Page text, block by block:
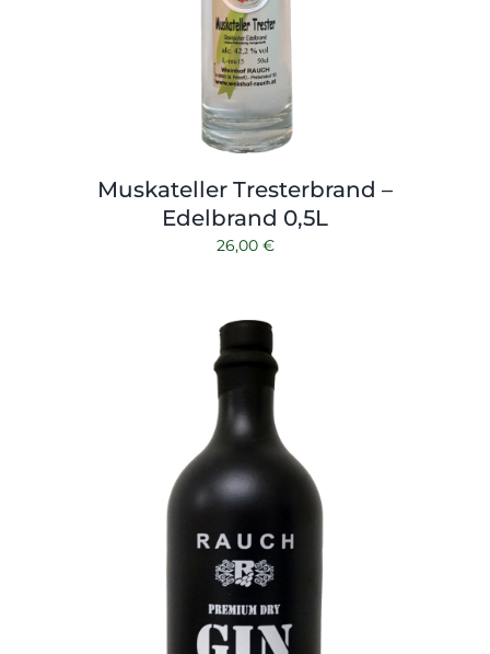
Muskateller Tresterbrand –
Edelbrand 0,5L
26,00 €